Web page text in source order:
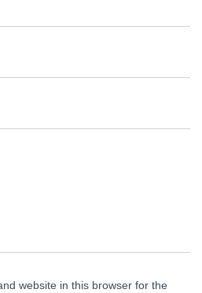
website in this browser for the